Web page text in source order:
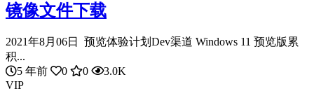
镜像文件下载
2021年8月06日 预览体验计划Dev渠道 Windows 11 预览版累
积...
5 年前
0 0
3.0K
VIP